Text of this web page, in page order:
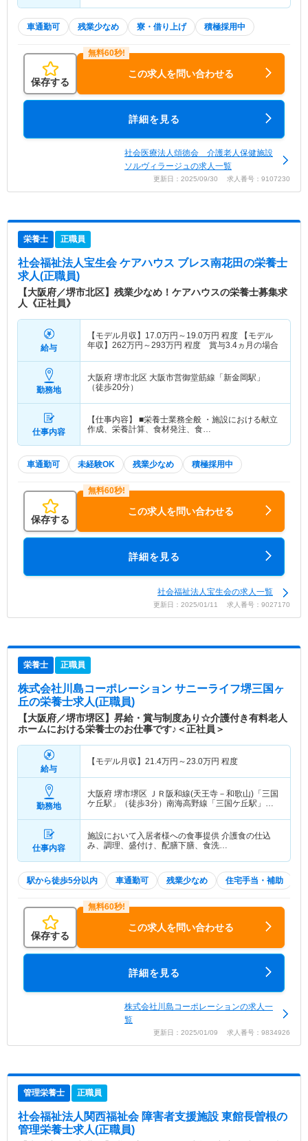
車通勤可 残業少なめ 寮・借り上げ 積極採用中
保存する
この求人を問い合わせる
詳細を見る
社会医療法人頌徳会 介護老人保健施設
ソルヴィラージュの求人一覧
更新日：2025/09/30 求人番号：9107230
栄養士 正職員
社会福祉法人宝生会 ケアハウス ブレス南花田の栄養士
求人(正職員)
【大阪府／堺市北区】残業少なめ！ケアハウスの栄養士募集求
人《正社員》
給与
【モデル月収】 17.0万円～ 19.0万円 程度 【モデル
年収】 262万円～293万円 程度 賞与3.4ヵ月の場合
勤務地
大阪府 堺市北区 大阪市営御堂筋線「新金岡駅」
（徒歩20分）
仕事内容
【仕事内容】 ■栄養士業務全般 ・施設における献立
作成、栄養計算、食材発注、食…
車通勤可 未経験OK 残業少なめ 積極採用中
保存する
この求人を問い合わせる
詳細を見る
社会福祉法人宝生会の求人一覧
更新日：2025/01/11 求人番号：9027170
栄養士 正職員
株式会社川島コーポレーション サニーライフ堺三国ヶ
丘の栄養士求人(正職員)
【大阪府／堺市堺区】昇給・賞与制度あり☆介護付き有料老人
ホームにおける栄養士のお仕事です♪＜正社員＞
給与
【モデル月収】 21.4万円～23.0万円 程度
勤務地
大阪府 堺市堺区 ＪＲ阪和線(天王寺－和歌山)「三国
ケ丘駅」（徒歩3分）南海高野線「三国ケ丘駅」
仕事内容
施設において入居者様への食事提供 介護食の仕込
み、調理、盛付け、配膳下膳、食洗…
駅から徒歩5分以内 車通勤可 残業少なめ 住宅手当・補助
保存する
この求人を問い合わせる
詳細を見る
株式会社川島コーポレーションの求人一
覧
更新日：2025/01/09 求人番号：9834926
管理栄養士 正職員
社会福祉法人関西福祉会 障害者支援施設 東館長曽根の
管理栄養士求人(正職員)